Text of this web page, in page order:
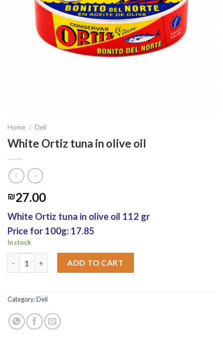
Home / Deli
White Ortiz tuna in olive oil
₪27.00
White Ortiz tuna in olive oil 112 gr
Price for 100g: 17.85
In stock
ADD TO CART
Category:Deli